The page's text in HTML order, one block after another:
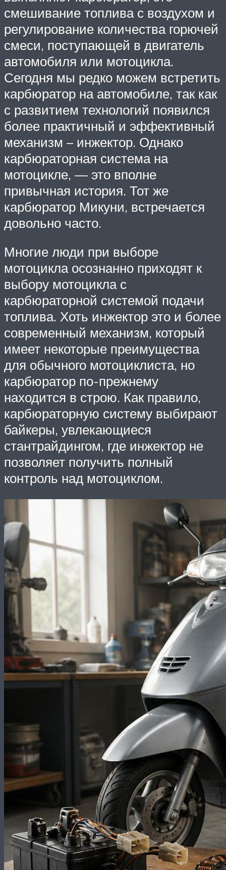
смешивание топлива с воздухом и
регулирование количества горючей
смеси, поступающей в двигатель
автомобиля или мотоцикла.
Сегодня мы редко можем встретить
карбюратор на автомобиле, так как
с развитием технологий появился
более практичный и эффективный
механизм – инжектор. Однако
карбюраторная система на
мотоцикле, — это вполне
привычная история. Тот же
карбюратор Микуни, встречается
довольно часто.
Многие люди при выборе
мотоцикла осознанно приходят к
выбору мотоцикла с
карбюраторной системой подачи
топлива. Хоть инжектор это и более
современный механизм, который
имеет некоторые преимущества
для обычного мотоциклиста, но
карбюратор по-прежнему
находится в строю. Как правило,
карбюраторную систему выбирают
байкеры, увлекающиеся
стантрайдингом, где инжектор не
позволяет получить полный
контроль над мотоциклом.